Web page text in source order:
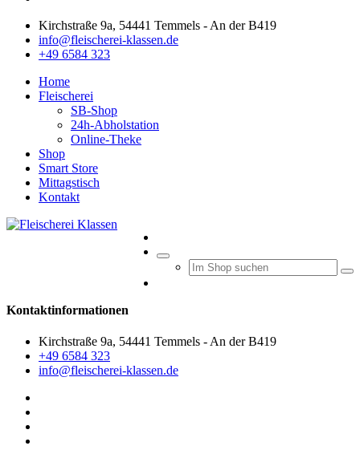
Kirchstraße 9a, 54441 Temmels - An der B419
info@fleischerei-klassen.de
+49 6584 323
Home
Fleischerei
SB-Shop
24h-Abholstation
Online-Theke
Shop
Smart Store
Mittagstisch
Kontakt
Kontaktinformationen
Kirchstraße 9a, 54441 Temmels - An der B419
+49 6584 323
info@fleischerei-klassen.de